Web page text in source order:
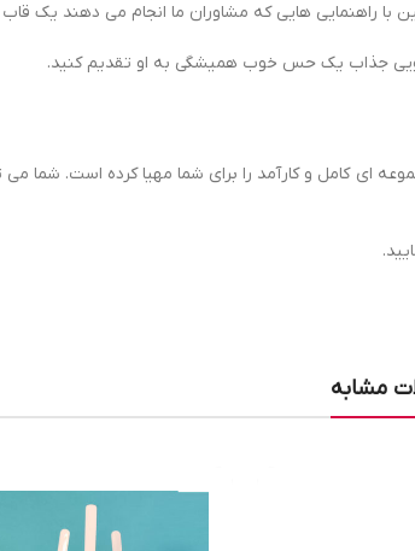
راهنمایی هایی که مشاوران ما انجام می دهند یک قاب
جذاب یک حس خوب همیشگی به او تقدیم کنید.
ای کامل و کارآمد را برای شما مهیا کرده است. شما
مشابه